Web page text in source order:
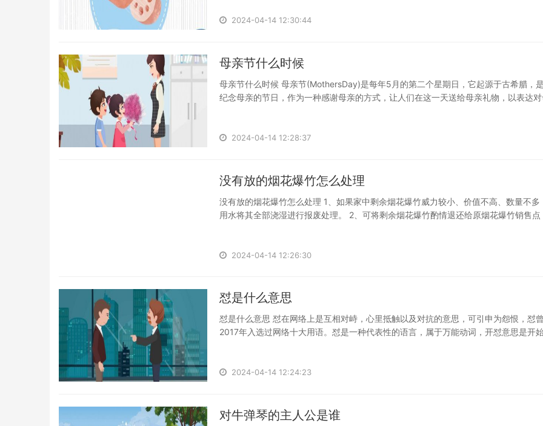
2024-04-14 12:30:44
​母亲节什么时候
母亲节什么时候 母亲节(MothersDay)是每年5月的第二个星期日，它起源于古希腊，
纪念母亲的节日，作为一种感谢母亲的方式，让人们在这一天送给母亲礼物，以表达对
2024-04-14 12:28:37
​没有放的烟花爆竹怎么处理
没有放的烟花爆竹怎么处理 1、如果家中剩余烟花爆竹威力较小、价值不高、数量不多
用水将其全部浇湿进行报废处理。 2、可将剩余烟花爆竹酌情退还给原烟花爆竹销售点
2024-04-14 12:26:30
​怼是什么意思
怼是什么意思 怼在网络上是互相对峙，心里抵触以及对抗的意思，可引申为怨恨，怼
2017年入选过网络十大用语。怼是一种代表性的语言，属于万能动词，开怼意思是开
2024-04-14 12:24:23
​对牛弹琴的主人公是谁